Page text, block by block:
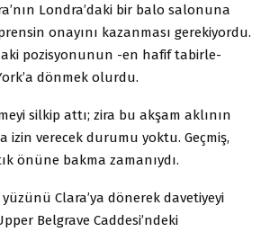
Londra’daki bir balo salonuna
onayını kazanması gerekiyordu.
pozisyonunun -en hafif tabirle-
dönmek olurdu.
silkip attı; zira bu akşam aklının
izin verecek durumu yoktu. Geçmiş,
önüne bakma zamanıydı.
Clara’ya dönerek davetiyeyi
Belgrave Caddesi’ndeki